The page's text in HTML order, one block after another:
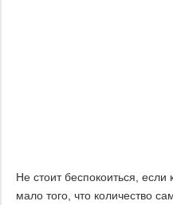
Не стоит беспокоиться, если
мало того, что количество